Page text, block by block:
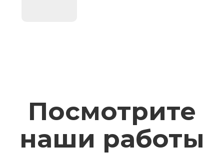
Посмотрите
наши работы